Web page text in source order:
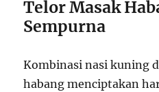
Telor Masak
Sempurna
Kombinasi nasi kuning
habang menciptakan